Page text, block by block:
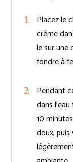
Placez le
crème
le sur une
fondre à
Pendant
dans
10
doux,